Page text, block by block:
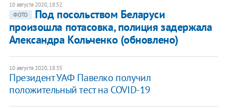
10 августа 2020, 18:52
ФОТО
Под посольством Беларуси
произошла потасовка, полиция задержала
Александра Кольченко (обновлено)
10 августа 2020, 18:35
Президент УАФ Павелко получил
положительный тест на COVID-19